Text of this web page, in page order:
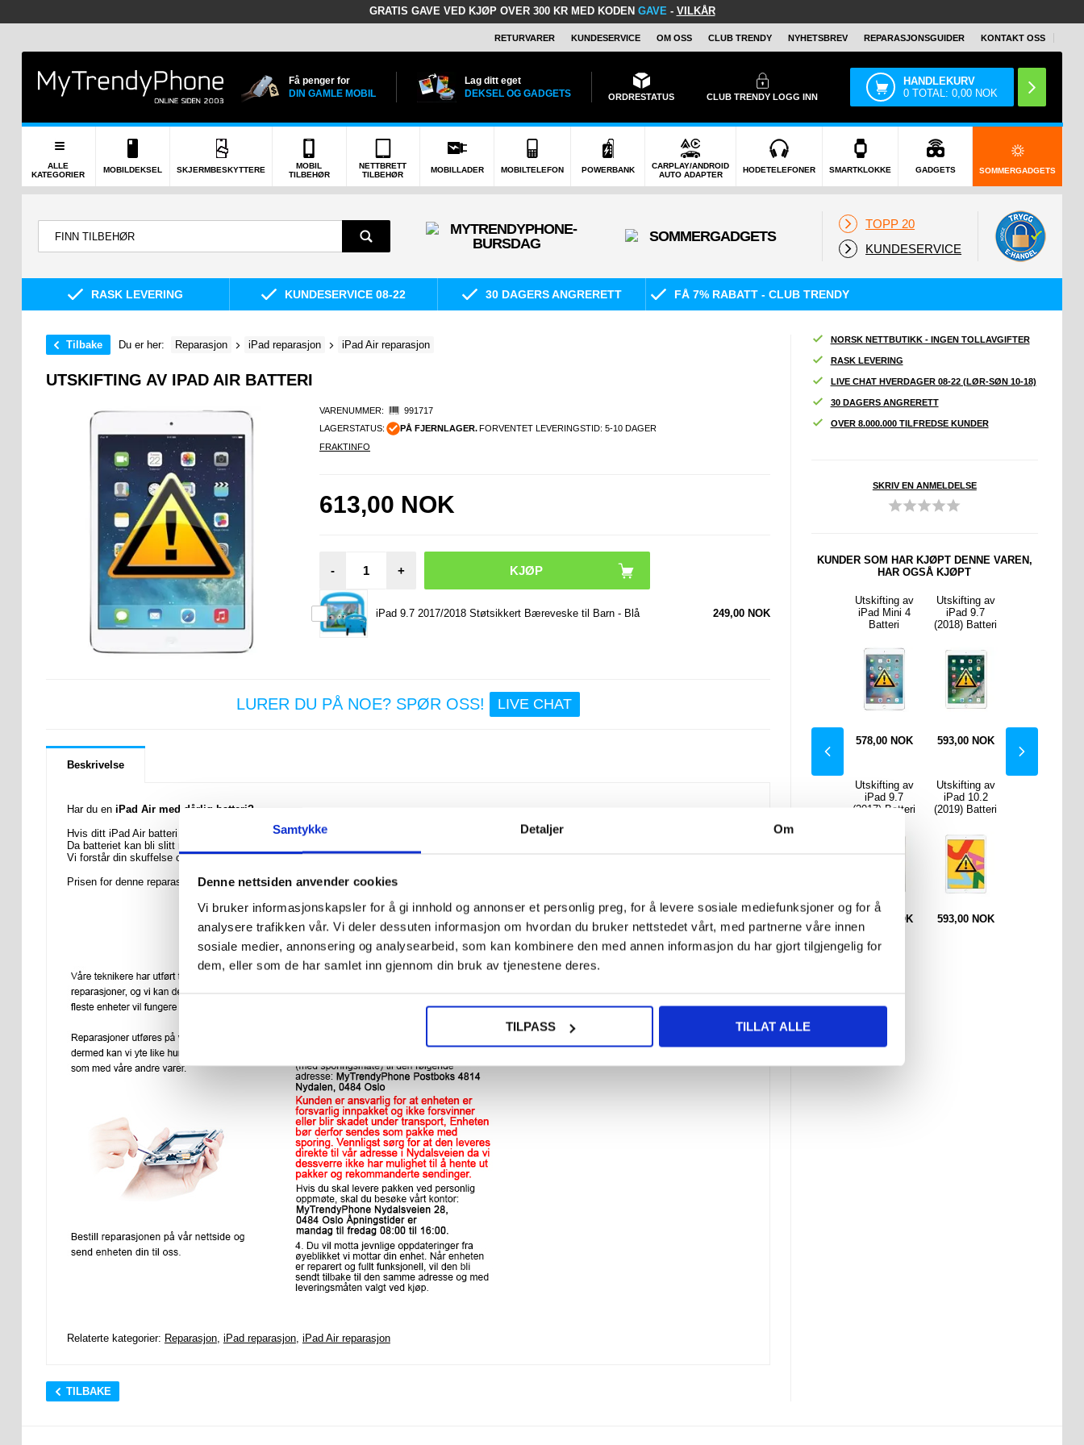
Samtykke Detaljer Om
Denne nettsiden anvender cookies
Vi bruker informasjonskapsler for å gi innhold og annonser et personlig preg, for å levere sosiale mediefunksjoner og for å
analysere trafikken vår. Vi deler dessuten informasjon om hvordan du bruker nettstedet vårt, med partnerne våre innen
sosiale medier, annonsering og analysearbeid, som kan kombinere den med annen informasjon du har gjort tilgjengelig for
dem, eller som de har samlet inn gjennom din bruk av tjenestene deres.
TILPASS TILLAT ALLE
GRATIS GAVE VED KJØP OVER 300 KR MED KODEN GAVE- VILKÅR
RETURVARER KUNDESERVICE OM OSS CLUB TRENDY NYHETSBREV REPARASJONSGUIDER KONTAKT OSS
Få penger for
DIN GAMLE MOBIL
Lag ditt eget
DEKSEL OG GADGETS
ORDRESTATUS CLUB TRENDYLOGG INN
HANDLEKURV
0 TOTAL:0,00 NOK
ALLE
KATEGORIER
MOBILDEKSEL SKJERMBESKYTTERE
MOBIL
TILBEHØR
NETTBRETT
TILBEHØR
MOBILLADER MOBILTELEFON POWERBANK
CARPLAY/ANDROID
AUTO ADAPTER
HODETELEFONER SMARTKLOKKE GADGETS SOMMERGADGETS
TOPP 20
KUNDESERVICE
RASK LEVERING KUNDESERVICE 08-22 30 DAGERS ANGRERETT FÅ 7% RABATT - CLUB TRENDY
Tilbake Du er her: Reparasjon iPad reparasjon iPad Air reparasjon
UTSKIFTING AV IPAD AIR BATTERI
VARENUMMER:
991717
LAGERSTATUS:
PÅ FJERNLAGER. FORVENTET LEVERINGSTID: 5-10 DAGER
FRAKTINFO
613,00 NOK
- +
iPad 9.7 2017/2018 Støtsikkert Bæreveske til Barn - Blå 249,00 NOK
LURER DU PÅ NOE? SPØR OSS! LIVE CHAT
Beskrivelse
Har du en iPad Air med dårlig batteri?
Hvis ditt iPad Air batteri er blitt svakere eller om det er ødelagt, kan vi gjøre en iPad Air utskifting av batteriet for deg.
Da batteriet kan bli slitt med tiden, kan det være nødvendig å få skiftet sitt iPad Air batteri.
Vi forstår din skuffelse over at ditt gamle batteri er defekt, og derfor er vår pris på denne reparasjonen blant markedets beste.
Prisen for denne reparasjonen dekker utskifting +iPad Air Batteri
Relaterte kategorier: Reparasjon, iPad reparasjon, iPad Air reparasjon
TILBAKE
NORSK NETTBUTIKK - INGEN TOLLAVGIFTER
RASK LEVERING
LIVE CHAT HVERDAGER 08-22 (LØR-SØN 10-18)
30 DAGERS ANGRERETT
OVER 8.000.000 TILFREDSE KUNDER
SKRIV EN ANMELDELSE
KUNDER SOM HAR KJØPT DENNE VAREN,
HAR OGSÅ KJØPT
iPad 9.7
593,00
- Svart
NOK
Utskifting av
iPad Mini 4
Batteri
578,00 NOK
Utskifting av
iPad 9.7
(2017) Batteri
NOK
Utskifting av
iPad 9.7
(2018) Batteri
593,00 NOK
Utskifting av
iPad 10.2
(2019) Batteri
593,00 NOK